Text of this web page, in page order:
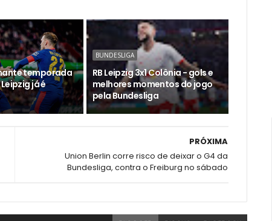
temporada
já é
BUNDESLIGA
RB Leipzig 3x1 Colônia - gols e
melhores momentos do jogo
pela Bundesliga
PRÓXIMA
Union Berlin corre risco de deixar o G4 da
Bundesliga, contra o Freiburg no sábado